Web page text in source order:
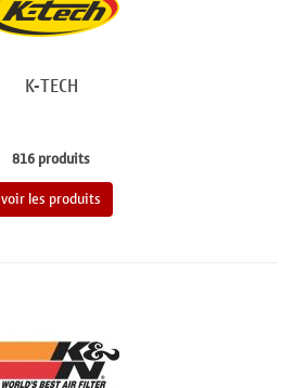
K-TECH
816 produits
voir les produits